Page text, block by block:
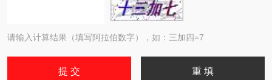
请输入计算结果（填写阿拉伯数字），如：三加四=7